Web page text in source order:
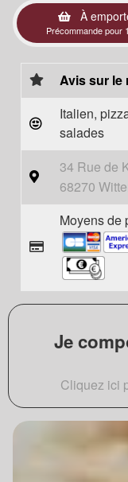
À
Précommande pour
Avis sur le
Italien,
salades
34 Rue de
68270
Moyens de
Je
Cliquez ici